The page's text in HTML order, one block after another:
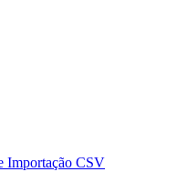
Importação CSV